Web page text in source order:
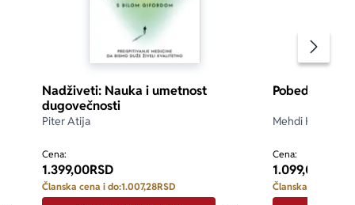
Nadživeti: Nauka i umetnost
dugovečnosti
Piter Atija
Cena:
1.399,00RSD
Članska cena i do:1.007,28RSD
Pobedi u
Mehdi Hasan
Cena:
1.099,00
Članska cena i do: